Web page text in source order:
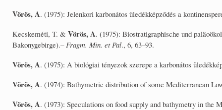
Vörös, A. (1975): Jelenkori karbonátos üledékképződés a
Kecskeméti, T. & Vörös, A. (1975): Biostratigraphische und
Bakonygebirge).– Fragm. Min. et Pal., 6, 63–93.
Vörös, A. (1975): A biológiai tényezok szerepe a karbonátos
Vörös, A. (1974): Bathymetric distribution of some Mediterranean
Vörös, A. (1973): Speculations on food supply and bathymetry in the